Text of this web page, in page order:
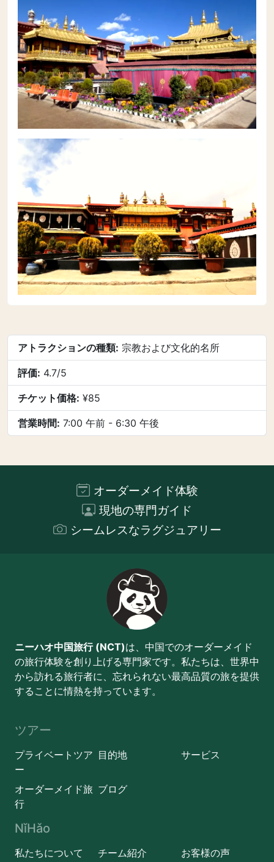
アトラクションの種類: 宗教および文化的名所
評価: 4.7/5
チケット価格: ¥85
営業時間: 7:00 午前 - 6:30 午後
オーダーメイド体験
現地の専門ガイド
シームレスなラグジュアリー
ニーハオ中国旅行 (NCT)は、中国でのオーダーメイド
の旅行体験を創り上げる専門家です。私たちは、世界中
から訪れる旅行者に、忘れられない最高品質の旅を提供
することに情熱を持っています。
ツアー
プライベートツア
ー
目的地 サービス
オーダーメイド旅
行
ブログ
NǐHǎo
私たちについて チーム紹介 お客様の声